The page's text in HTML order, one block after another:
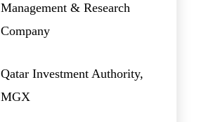
Management & Research
Company
Qatar Investment Authority,
MGX